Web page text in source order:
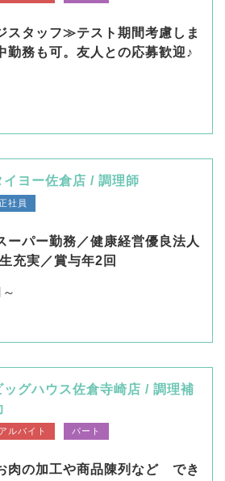
スタッフ≫テスト期間考慮しま
勤務も可。友人との応募歓迎♪
イヨー佐倉店 / 調理師
社員
ーパー勤務／健康経営優良法人
充実／賞与年2回
ッグハウス佐倉寺崎店 / 調理補
アルバイト パート
肉の加工や商品陳列など でき